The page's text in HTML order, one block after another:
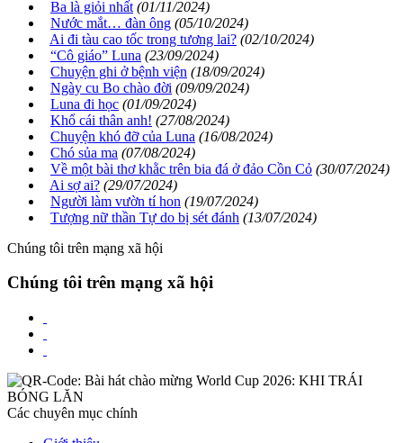
Ba là giỏi nhất (01/11/2024)
Nước mắt… đàn ông (05/10/2024)
Ai đi tàu cao tốc trong tương lai? (02/10/2024)
“Cô giáo” Luna (23/09/2024)
Chuyện ghi ở bệnh viện (18/09/2024)
Ngày cu Bo chào đời (09/09/2024)
Luna đi học (01/09/2024)
Khổ cái thân anh! (27/08/2024)
Chuyện khó đỡ của Luna (16/08/2024)
Chó sủa ma (07/08/2024)
Về một bài thơ khằc trên bia đá ở đảo Cồn Cỏ (30/07/2024)
Ai sợ ai? (29/07/2024)
Người làm vườn tí hon (19/07/2024)
Tượng nữ thần Tự do bị sét đánh (13/07/2024)
Chúng tôi trên mạng xã hội
Chúng tôi trên mạng xã hội
Các chuyên mục chính